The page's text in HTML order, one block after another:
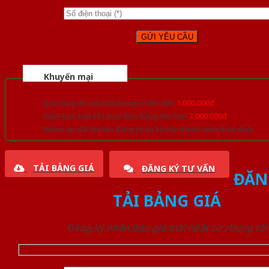
Khuyến mại
Quà tặng đồ nội thất trang trí lên đến 1.000.000đ
Giảm trực tiếp khi mua đơn hàng lớn hơn 3.000.000đ
Nhiều ưu đãi lớn khi đăng ký tài khoản thành viên thân thiết
TẢI BẢNG GIÁ ĐĂNG KÝ TƯ VẤN
TẢI BẢNG GIÁ
Đăng ký nhận báo giá mới nhất từ chúng tôi